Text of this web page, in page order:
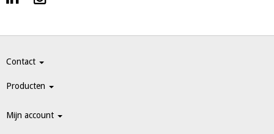
Contact
Producten
Mijn account